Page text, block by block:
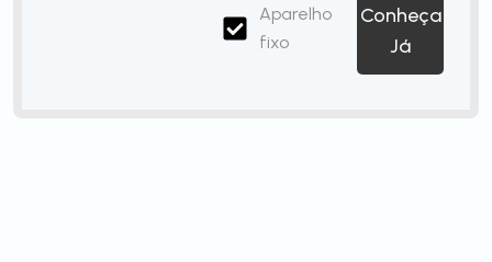
Aparelho
fixo
Conheça
Já